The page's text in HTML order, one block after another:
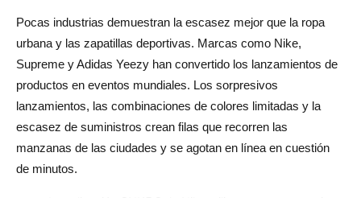
Pocas industrias demuestran la escasez mejor que la ropa
urbana y las zapatillas deportivas. Marcas como Nike,
Supreme y Adidas Yeezy han convertido los lanzamientos de
productos en eventos mundiales. Los sorpresivos
lanzamientos, las combinaciones de colores limitadas y la
escasez de suministros crean filas que recorren las
manzanas de las ciudades y se agotan en línea en cuestión
de minutos.